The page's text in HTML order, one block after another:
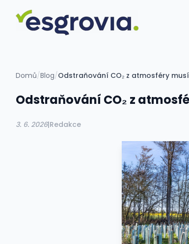
Domů/Blog/Odstraňování CO₂ z atmosféry
Odstraňování CO₂ z
3. 6. 2026|Redakce